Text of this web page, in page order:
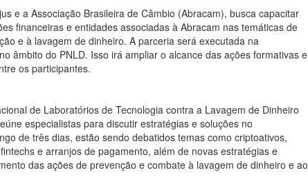
e a Associação Brasileira de Câmbio (Abracam), busca capacitar
financeiras e entidades associadas à Abracam nas temáticas de
e à lavagem de dinheiro. A parceria será executada na
âmbito do PNLD. Isso irá ampliar o alcance das ações formativas e
os participantes.
de Laboratórios de Tecnologia contra a Lavagem de Dinheiro
especialistas para discutir estratégias e soluções no
de três dias, estão sendo debatidos temas como criptoativos,
e arranjos de pagamento, além de novas estratégias e
das ações de prevenção e combate à lavagem de dinheiro e ao